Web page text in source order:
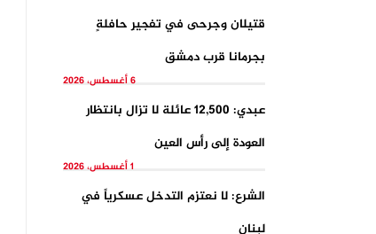
قتيلان وجرحى في تفجيرِ حافلةٍ
بجرمانا قرب دمشق
6 أغسطس، 2026
عبدي: 12,500 عائلة لا تزال بانتظار
العودة إلى رأس العين
1 أغسطس، 2026
الشرع: لا نعتزم التدخل عسكرياً في
لبنان